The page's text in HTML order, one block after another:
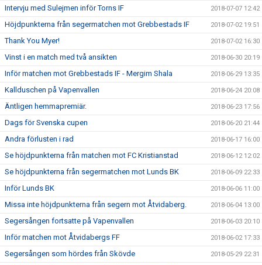
Intervju med Sulejmen inför Torns IF 2018-07-07 12:42
Höjdpunkterna från segermatchen mot Grebbestads IF 2018-07-02 19:51
Thank You Myer! 2018-07-02 16:30
Vinst i en match med två ansikten 2018-06-30 20:19
Inför matchen mot Grebbestads IF - Mergim Shala 2018-06-29 13:35
Kallduschen på Vapenvallen 2018-06-24 20:08
Äntligen hemmapremiär. 2018-06-23 17:56
Dags för Svenska cupen 2018-06-20 21:44
Andra förlusten i rad 2018-06-17 16:00
Se höjdpunkterna från matchen mot FC Kristianstad 2018-06-12 12:02
Se höjdpunkterna från segermatchen mot Lunds BK 2018-06-09 22:33
Inför Lunds BK 2018-06-06 11:00
Missa inte höjdpunkterna från segern mot Åtvidaberg. 2018-06-04 13:00
Segersången fortsatte på Vapenvallen 2018-06-03 20:10
Inför matchen mot Åtvidabergs FF 2018-06-02 17:33
Segersången som hördes från Skövde 2018-05-29 22:31